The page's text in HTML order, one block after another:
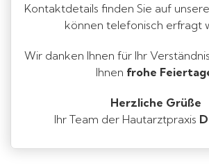
Kontaktdetails finden Sie auf
können telefonisch erfragt
Wir danken Ihnen für Ihr
Ihnen frohe
Herzliche Grüße
Ihr Team der Hautarztpraxis